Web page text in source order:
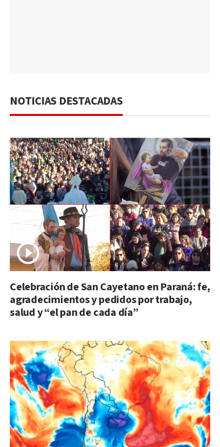
NOTICIAS DESTACADAS
Celebración de San Cayetano en Paraná: fe,
agradecimientos y pedidos por trabajo,
salud y “el pan de cada día”